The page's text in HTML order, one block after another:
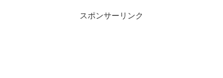
スポンサーリンク